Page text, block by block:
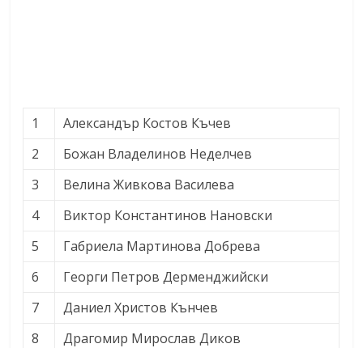
1
Александър Костов Къчев
2
Божан Владелинов Неделчев
3
Велина Живкова Василева
4
Виктор Константинов Нановски
5
Габриела Мартинова Добрева
6
Георги Петров Дерменджийски
7
Даниел Христов Кънчев
8
Драгомир Мирослав Диков